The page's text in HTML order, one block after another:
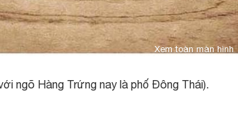
Xem toàn màn hình
ngõ Hàng Trứng nay là phố Đông Thái).